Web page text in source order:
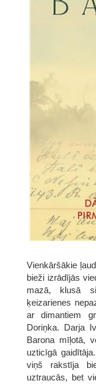
Vienkāršākie
bieži izrādījās
mazā, klusā
ķeizarienes
ar dimantiem
Doriņka. Darja
Barona mīļotā,
uzticīgā
viņš rakstīja
uztraucās, bet